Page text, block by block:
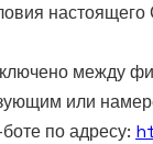
между
или
по адресу: